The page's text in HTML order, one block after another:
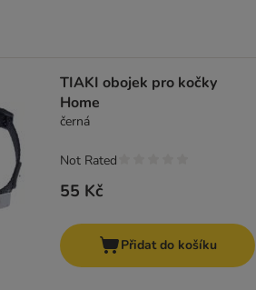
TIAKI obojek pro kočky
Home
černá
55 Kč
Not Rated
Přidat do košíku